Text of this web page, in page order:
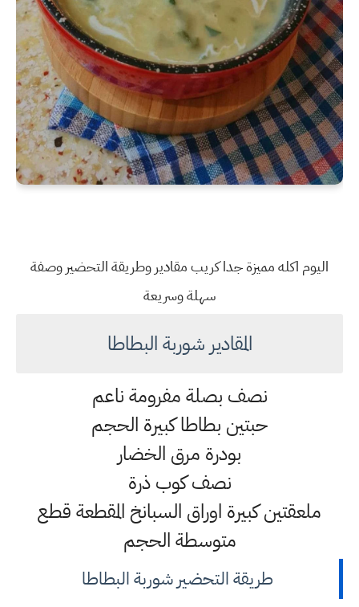
اليوم اكله مميزة جدا كريب مقادير وطريقة التحضير وصفة
سهلة وسريعة
المقادير شوربة البطاطا
نصف بصلة مفرومة ناعم
حبتين بطاطا كبيرة الحجم
بودرة مرق الخضار
نصف كوب ذرة
ملعقتين كبيرة اوراق السبانخ المقطعة قطع
متوسطة الحجم
طريقة التحضير شوربة البطاطا